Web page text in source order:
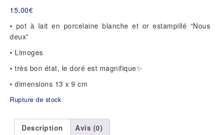
15,00€
• pot à lait en porcelaine blanche et or estampillé “Nous
deux”
• Limoges
• très bon état, le doré est magnifique✨
• dimensions 13 x 9 cm
Rupture de stock
Description Avis (0)